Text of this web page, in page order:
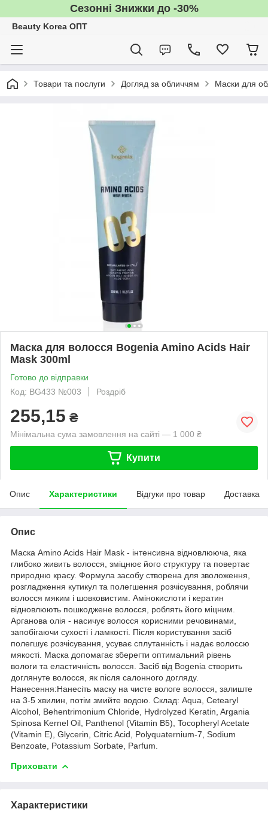
Сезонні Знижки до -30%
Beauty Korea ОПТ
Товари та послуги Догляд за обличчям Маски для
Маска для волосся Bogenia Amino Acids Hair
Mask 300ml
Готово до відправки
Код: BG433 №003
Роздріб
255,15 ₴
Мінімальна сума замовлення на сайті — 1 000 ₴
Купити
Опис Характеристики Відгуки про товар Доставка
Опис
Маска Amino Acids Hair Mask - інтенсивна відновлююча, яка
глибоко живить волосся, зміцнює його структуру та повертає
природню красу. Формула засобу створена для зволоження,
розгладження кутикул та полегшення розчісування, роблячи
волосся мяким і шовковистим. Амінокислоти і кератин
відновлюють пошкоджене волосся, роблять його міцним.
Арганова олія - насичує волосся корисними речовинами,
запобігаючи сухості і ламкості. Після користування засіб
полегшує розчісування, усуває сплутанність і надає волоссю
мякості. Маска допомагає зберегти оптимальний рівень
вологи та еластичність волосся. Засіб від Bogenia створить
доглянуте волосся, як після салонного догляду.
Нанесення:Нанесіть маску на чисте вологе волосся, залиште
на 3-5 хвилин, потім змийте водою. Склад: Aqua, Cetearyl
Alcohol, Behentrimonium Chloride, Hydrolyzed Keratin, Argania
Spinosa Kernel Oil, Panthenol (Vitamin B5), Tocopheryl Acetate
(Vitamin E), Glycerin, Citric Acid, Polyquaternium-7, Sodium
Benzoate, Potassium Sorbate, Parfum.
Приховати
Характеристики